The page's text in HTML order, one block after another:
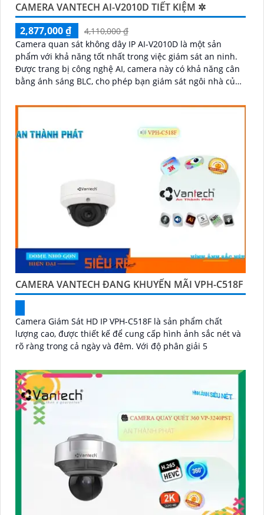
CAMERA VANTECH AI-V2010D TIẾT KIỆM ✲
2,877,000 ₫
4,110,000 ₫
Camera quan sát không dây IP AI-V2010D là một sản
phẩm với khả năng tốt nhất trong việc giám sát an ninh.
Được trang bị công nghệ AI, camera này có khả năng cân
bằng ánh sáng BLC, cho phép bạn giám sát ngôi nhà của
CAMERA VANTECH ĐANG KHUYẾN MÃI VPH-C518F
Camera Giám Sát HD IP VPH-C518F là sản phẩm chất
lượng cao, được thiết kế để cung cấp hình ảnh sắc nét và
rõ ràng trong cả ngày và đêm. Với độ phân giải 5